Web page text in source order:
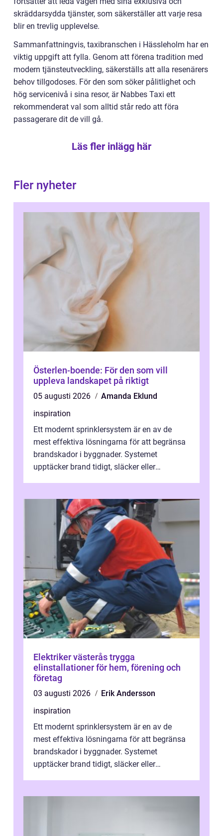
skräddarsydda tjänster, som säkerställer att varje resa
blir en trevlig upplevelse.
Sammanfattningvis, taxibranschen i Hässleholm har en
viktig uppgift att fylla. Genom att förena tradition med
modern tjänsteutveckling, säkerställs att alla resenärers
behov tillgodoses. För den som söker pålitlighet och
hög servicenivå i sina resor, är Nabbes Taxi ett
rekommenderat val som alltid står redo att föra
passagerare dit de vill gå.
Läs fler inlägg här
Fler nyheter
Österlen-boende: För den som vill
uppleva landskapet på riktigt
05 augusti 2026
Amanda Eklund
inspiration
Ett modernt sprinklersystem är en av de
mest effektiva lösningarna för att begränsa
brandskador i byggnader. Systemet
upptäcker brand tidigt, släcker eller
Elektriker västerås trygga
elinstallationer för hem, förening och
företag
03 augusti 2026
Erik Andersson
inspiration
Ett modernt sprinklersystem är en av de
mest effektiva lösningarna för att begränsa
brandskador i byggnader. Systemet
upptäcker brand tidigt, släcker eller